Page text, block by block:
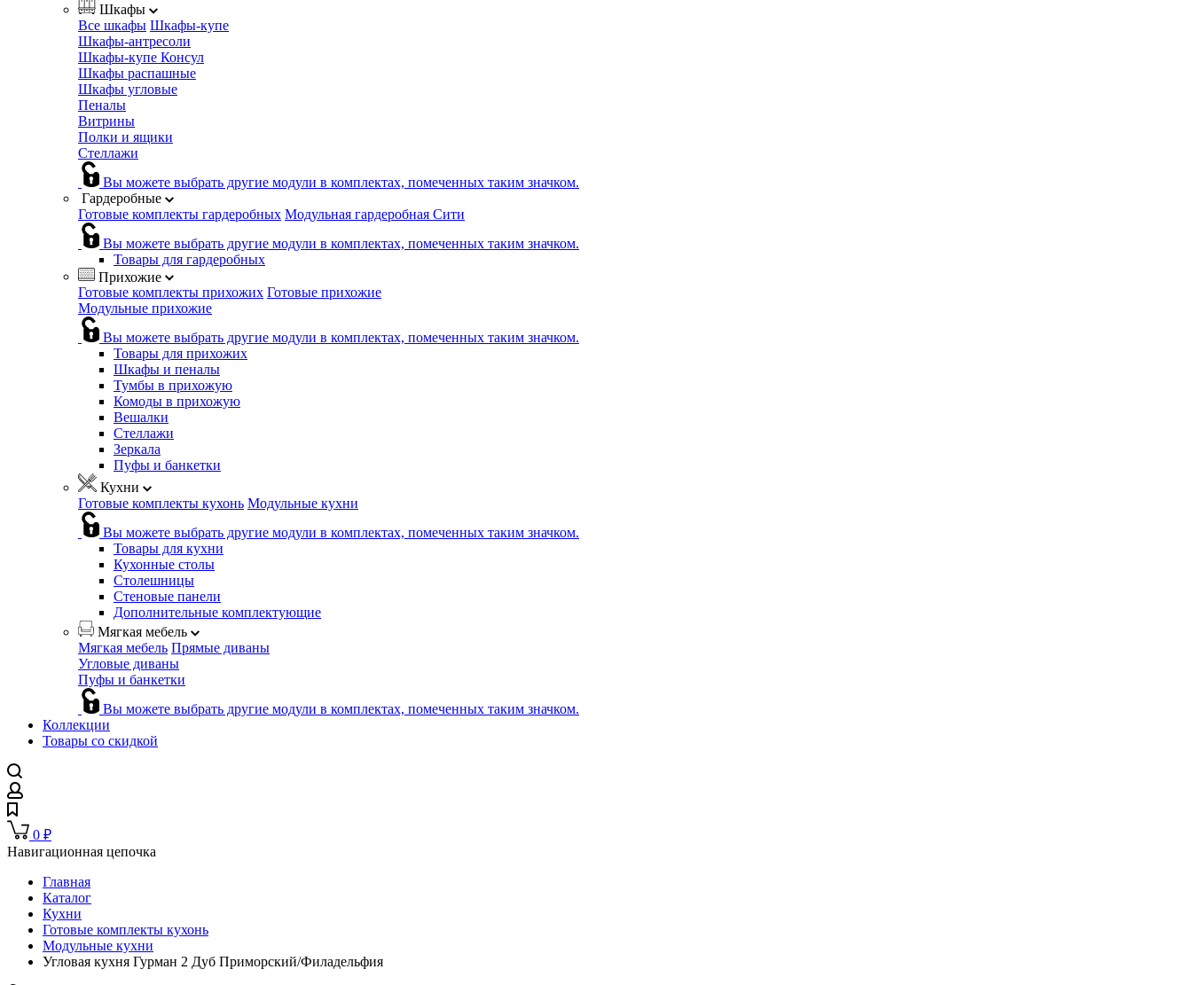
Шкафы
Все шкафы Шкафы-купе
Шкафы-антресоли
Шкафы-купе Консул
Шкафы распашные
Шкафы угловые
Пеналы
Витрины
Полки и ящики
Стеллажи
Вы можете выбрать другие модули в комплектах, помеченных таким значком.
Гардеробные
Готовые комплекты гардеробных Модульная гардеробная Сити
Вы можете выбрать другие модули в комплектах, помеченных таким значком.
Товары для гардеробных
Прихожие
Готовые комплекты прихожих Готовые прихожие
Модульные прихожие
Вы можете выбрать другие модули в комплектах, помеченных таким значком.
Товары для прихожих
Шкафы и пеналы
Тумбы в прихожую
Комоды в прихожую
Вешалки
Стеллажи
Зеркала
Пуфы и банкетки
Кухни
Готовые комплекты кухонь Модульные кухни
Вы можете выбрать другие модули в комплектах, помеченных таким значком.
Товары для кухни
Кухонные столы
Столешницы
Стеновые панели
Дополнительные комплектующие
Мягкая мебель
Мягкая мебель Прямые диваны
Угловые диваны
Пуфы и банкетки
Вы можете выбрать другие модули в комплектах, помеченных таким значком.
Коллекции
Товары со скидкой
0 ₽
Навигационная цепочка
Главная
Каталог
Кухни
Готовые комплекты кухонь
Модульные кухни
Угловая кухня Гурман 2 Дуб Приморский/Филадельфия